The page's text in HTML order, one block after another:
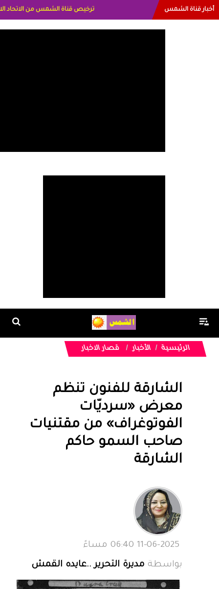
أخبار قناة الشمس
الرئيسية الأخبار قصار الاخبار
الشارقة للفنون تنظم
معرض «سرديّات
الفوتوغراف» من مقتنيات
صاحب السمو حاكم
الشارقة
بواسطة مديرة التحرير ..عايده القمش